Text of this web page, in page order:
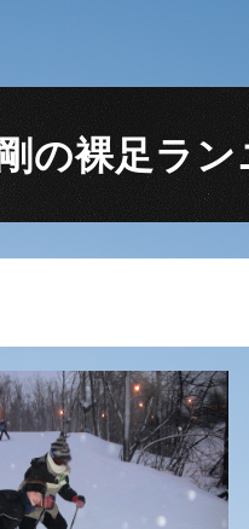
の裸足ラ